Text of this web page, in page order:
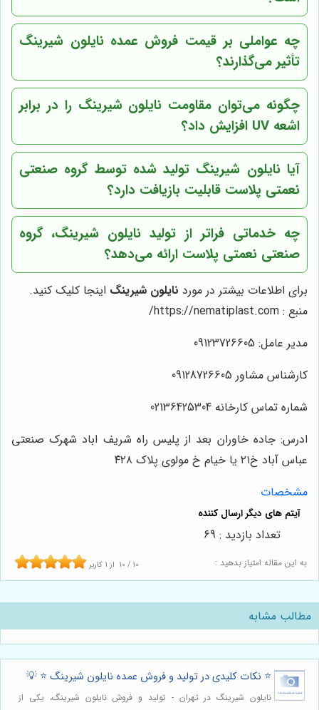
چه عواملی بر قیمت فروش عمده نایلون شیرینگ
تأثیر می‌گذارند؟
چگونه می‌توان مقاومت نایلون شیرینگ را در برابر
اشعه UV افزایش داد؟
آیا نایلون شیرینگ تولید شده توسط گروه صنعتی
نعمتی پلاست قابلیت بازیافت دارد؟
چه خدماتی فراتر از تولید نایلون شیرینگ، گروه
صنعتی نعمتی پلاست ارائه می‌دهد؟
برای اطلاعات بیشتر در مورد نایلون شیرینگ اینجا کلیک کنید.
منبع : https://nematiplast.com/
مدیر عامل: 09123726605
کارشناس مشاور 09128726605
شماره تماس کارخانه 02136425304
ادرس: جاده خاوران بعد از پلیس راه شریف اباد شهرک صنعتی
عباس آباد خ۲۱ یا خیام خ مولوی پلاک ۴۲۸
مشخصات
به این مقاله امتیاز بدهید : 10 / 10 از 1 کاربر
تعداد بازدید : 69
مطالب مشابه
⭐️ نکات کلیدی در تولید و فروش عمده نایلون شیرینگ ⭐️ 💡
نایلون شیرینگ در تهران - تولید و فروش نایلون شیرینگ، یکی از